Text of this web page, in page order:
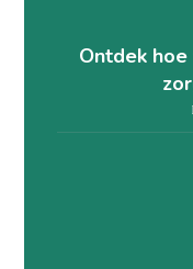
Ontdek